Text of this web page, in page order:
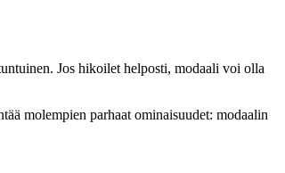
Jos hikoilet helposti, modaali voi olla
molempien parhaat ominaisuudet: modaalin